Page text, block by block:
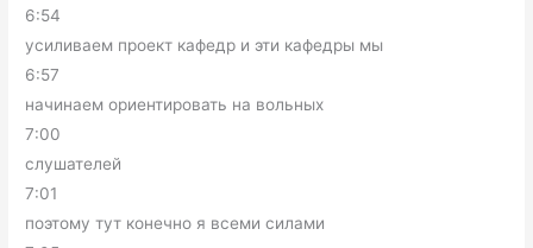
6:54
усиливаем проект кафедр и эти кафедры мы
6:57
начинаем ориентировать на вольных
7:00
слушателей
7:01
поэтому тут конечно я всеми силами